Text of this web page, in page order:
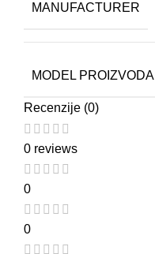
MANUFACTURER
MODEL PROIZVODA
Recenzije (0)
0 reviews
0
0